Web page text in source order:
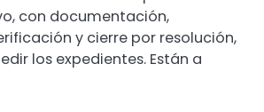
con documentación,
y cierre por resolución,
los expedientes. Están a